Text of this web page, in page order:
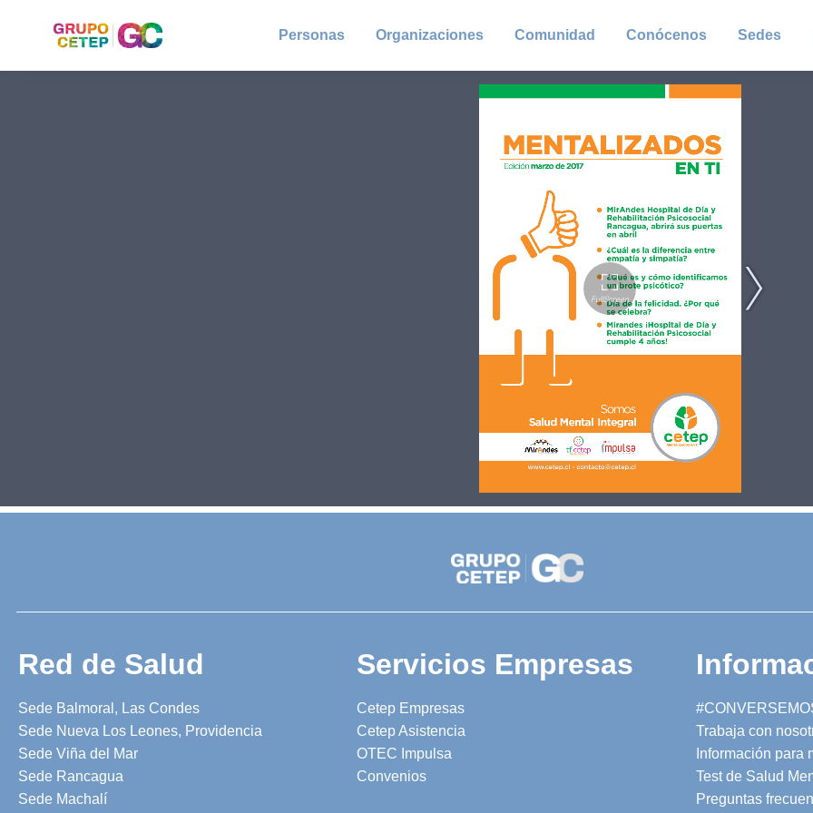
Personas Organizaciones Comunidad Conócenos Sedes
Red de Salud
Sede Balmoral, Las Condes
Sede Nueva Los Leones, Providencia
Sede Viña del Mar
Sede Rancagua
Sede Machalí
Servicios Empresas
Cetep Empresas
Cetep Asistencia
OTEC Impulsa
Convenios
Trabaja con
Información para
Test de Salud
Preguntas